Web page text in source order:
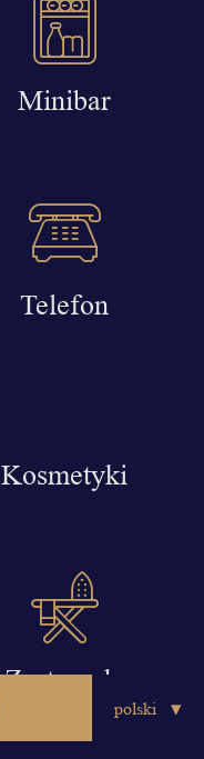
Minibar
Telefon
Kosmetyki
Zestaw do
prasowania